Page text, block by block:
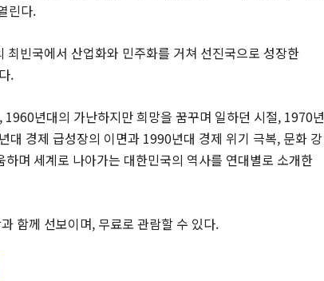
린다.
빈국에서 산업화와 민주화를 거쳐 선진국으로 성장한
.
년대의 가난하지만 희망을 꿈꾸며 일하던 시절, 1970년
대 경제 급성장의 이면과 1990년대 경제 위기 극복, 문화 강
며 세계로 나아가는 대한민국의 역사를 연대별로 소개한
함께 선보이며, 무료로 관람할 수 있다.